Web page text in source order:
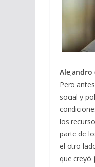
Alejandro
Pero
social y
los
parte de
el otro
que creyó